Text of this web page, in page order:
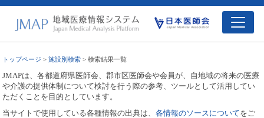
トップページ >施設別検索 > 検索結果一覧
JMAPは、各都道府県医師会、郡市区医師会や会員が、自地域の将来の医療
や介護の提供体制について検討を行う際の参考、ツールとして活用してい
ただくことを目的としています。
当サイトで使用している各種情報の出典は、各情報のソースについてをご